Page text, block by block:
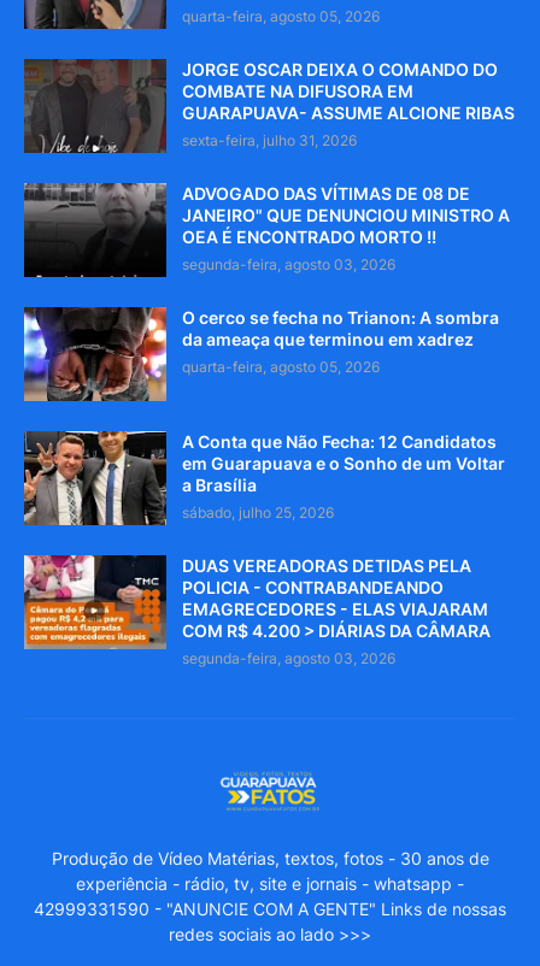
quarta-feira, agosto 05, 2026
JORGE OSCAR DEIXA O COMANDO DO
COMBATE NA DIFUSORA EM
GUARAPUAVA- ASSUME ALCIONE RIBAS
sexta-feira, julho 31, 2026
ADVOGADO DAS VÍTIMAS DE 08 DE
JANEIRO" QUE DENUNCIOU MINISTRO A
OEA É ENCONTRADO MORTO !!
segunda-feira, agosto 03, 2026
O cerco se fecha no Trianon: A sombra
da ameaça que terminou em xadrez
quarta-feira, agosto 05, 2026
A Conta que Não Fecha: 12 Candidatos
em Guarapuava e o Sonho de um Voltar
a Brasília
sábado, julho 25, 2026
DUAS VEREADORAS DETIDAS PELA
POLICIA - CONTRABANDEANDO
EMAGRECEDORES - ELAS VIAJARAM
COM R$ 4.200 > DIÁRIAS DA CÂMARA
segunda-feira, agosto 03, 2026
Produção de Vídeo Matérias, textos, fotos - 30 anos de
experiência - rádio, tv, site e jornais - whatsapp -
42999331590 - "ANUNCIE COM A GENTE" Links de nossas
redes sociais ao lado >>>